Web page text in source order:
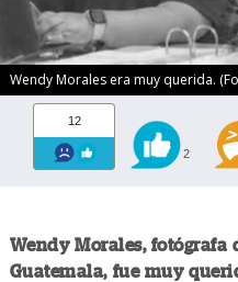
Wendy Morales era muy querida.
12
2
Wendy Morales, fotógrafa
Guatemala, fue muy